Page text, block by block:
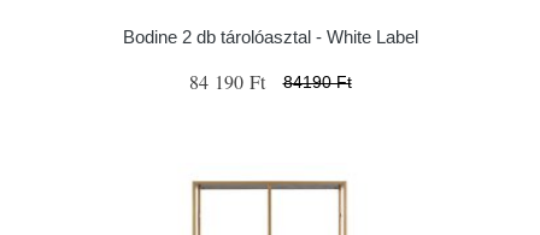
Bodine 2 db tárolóasztal - White Label
84 190 Ft 84190 Ft